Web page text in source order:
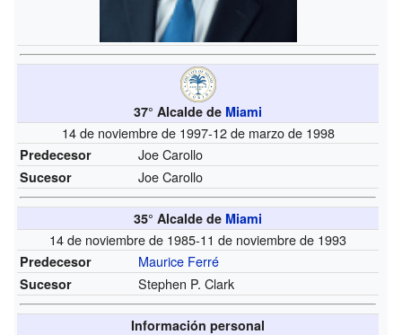
37° Alcalde de Miami
14 de noviembre de 1997-12 de marzo de 1998
Predecesor Joe Carollo
Sucesor Joe Carollo
35° Alcalde de Miami
14 de noviembre de 1985-11 de noviembre de 1993
Predecesor Maurice Ferré
Sucesor Stephen P. Clark
Información personal